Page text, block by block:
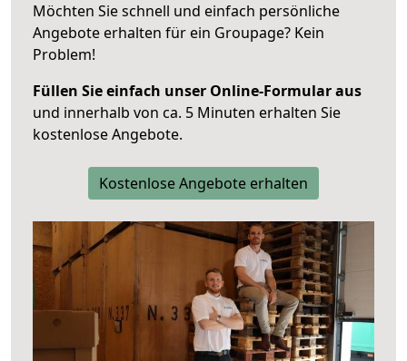
Möchten Sie schnell und einfach persönliche
Angebote erhalten für ein Groupage? Kein
Problem!
Füllen Sie einfach unser Online-Formular aus
und innerhalb von ca. 5 Minuten erhalten Sie
kostenlose Angebote.
Kostenlose Angebote erhalten